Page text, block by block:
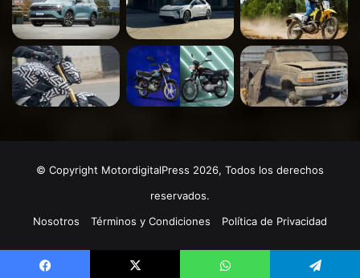
© Copyright MotordigitalPress 2026, Todos los derechos
reservados.
Nosotros
Términos y Condiciones Política de Privacidad